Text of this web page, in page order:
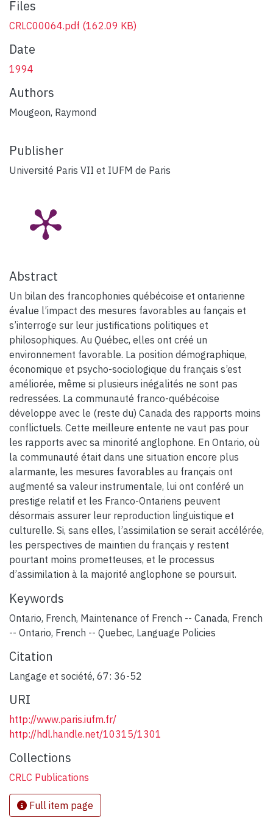
Files
CRLC00064.pdf (162.09 KB)
Date
1994
Authors
Mougeon, Raymond
Publisher
Université Paris VII et IUFM de Paris
Abstract
Un bilan des francophonies québécoise et ontarienne
évalue l’impact des mesures favorables au fançais et
s’interroge sur leur justifications politiques et
philosophiques. Au Québec, elles ont créé un
environnement favorable. La position démographique,
économique et psycho-sociologique du français s’est
améliorée, même si plusieurs inégalités ne sont pas
redressées. La communauté franco-québécoise
développe avec le (reste du) Canada des rapports moins
conflictuels. Cette meilleure entente ne vaut pas pour
les rapports avec sa minorité anglophone. En Ontario, où
la communauté était dans une situation encore plus
alarmante, les mesures favorables au français ont
augmenté sa valeur instrumentale, lui ont conféré un
prestige relatif et les Franco-Ontariens peuvent
désormais assurer leur reproduction linguistique et
culturelle. Si, sans elles, l’assimilation se serait accélérée,
les perspectives de maintien du français y restent
pourtant moins prometteuses, et le processus
d’assimilation à la majorité anglophone se poursuit.
Keywords
Ontario, French, Maintenance of French -- Canada, French
-- Ontario, French -- Quebec, Language Policies
Citation
Langage et société, 67: 36-52
URI
http://www.paris.iufm.fr/
http://hdl.handle.net/10315/1301
Collections
CRLC Publications
Full item page